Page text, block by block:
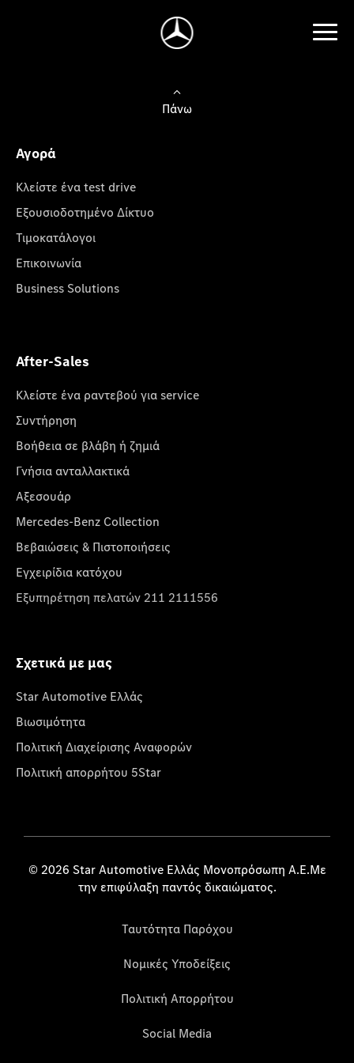
Πάνω
Αγορά
Κλείστε ένα test drive
Εξουσιοδοτημένο Δίκτυο
Τιμοκατάλογοι
Επικοινωνία
Business Solutions
After-Sales
Κλείστε ένα ραντεβού για service
Συντήρηση
Βοήθεια σε βλάβη ή ζημιά
Γνήσια ανταλλακτικά
Αξεσουάρ
Mercedes-Benz Collection
Βεβαιώσεις & Πιστοποιήσεις
Εγχειρίδια κατόχου
Εξυπηρέτηση πελατών 211 2111556
Σχετικά με μας
Star Automotive Ελλάς
Βιωσιμότητα
Πολιτική Διαχείρισης Αναφορών
Πολιτική απορρήτου 5Star
© 2026 Star Automotive Ελλάς Μονοπρόσωπη Α.Ε.Με
την επιφύλαξη παντός δικαιώματος.
Ταυτότητα Παρόχου
Νομικές Υποδείξεις
Πολιτική Απορρήτου
Social Media